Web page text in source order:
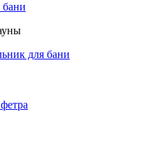
бани
для бани